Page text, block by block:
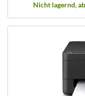
Nicht lagernd,